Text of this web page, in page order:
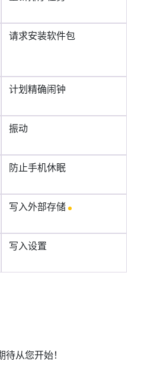
请求安装软件包
计划精确闹钟
振动
防止手机休眠
写入外部存储
写入设置
从您开始！